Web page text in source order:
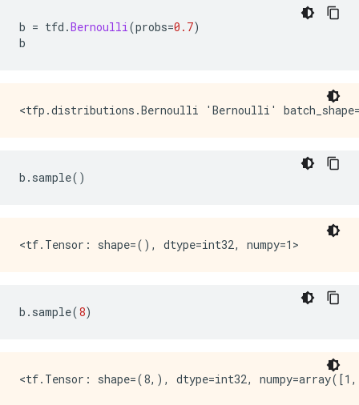
b = tfd .Bernoulli(probs=0.7)
b
b . sample()
b . sample(8)